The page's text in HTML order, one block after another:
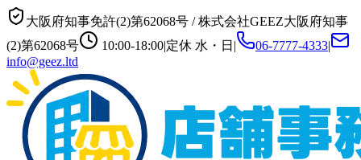
大阪府知事免許(2)第62068号 /株式会社GEEZ大阪府知事
(2)第62068号
10:00-18:00|定休 水・日 | 06-7777-4333|
info@geez.ltd